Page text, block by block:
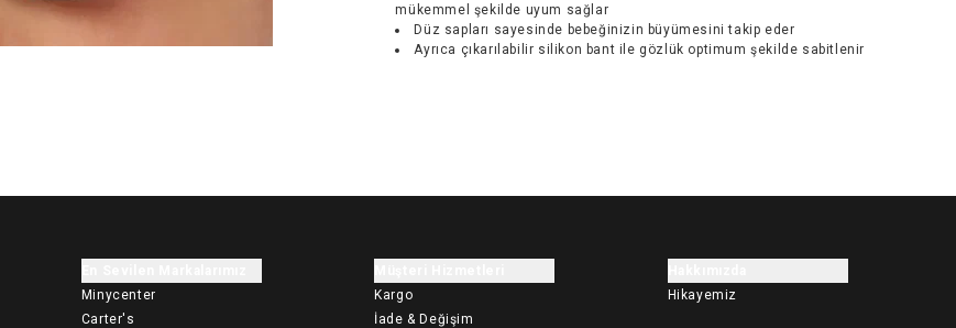
mükemmel şekilde uyum sağlar
Düz sapları sayesinde bebeğinizin büyümesini takip eder
Ayrıca çıkarılabilir silikon bant ile gözlük optimum şekilde sabitlenir
Minycenter
Carter's
Kargo
İade & Değişim
Hikayemiz